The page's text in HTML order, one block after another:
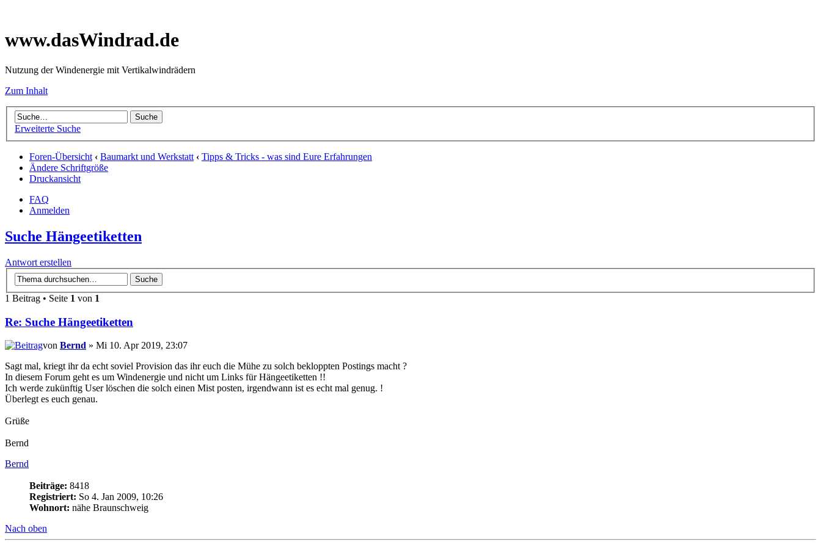
www.dasWindrad.de
Nutzung der Windenergie mit Vertikalwindrädern
Zum Inhalt
Erweiterte Suche
Foren-Übersicht ‹ Baumarkt und Werkstatt ‹ Tipps & Tricks - was sind Eure Erfahrungen
Ändere Schriftgröße
Druckansicht
FAQ
Anmelden
Suche Hängeetiketten
Antwort erstellen
1 Beitrag • Seite 1 von 1
Re: Suche Hängeetiketten
von Bernd » Mi 10. Apr 2019, 23:07
Sagt mal, kriegt ihr da echt soviel Provision das ihr euch die Mühe zu solch bekloppten Postings macht ?
In diesem Forum geht es um Windenergie und nicht um Links für Hängeetiketten !!
Ich werde zukünftig User löschen die solch einen Mist posten, irgendwann ist es echt mal genug. !
Überlegt es euch genau.
Grüße
Bernd
Bernd
Beiträge: 8418
Registriert: So 4. Jan 2009, 10:26
Wohnort: nähe Braunschweig
Nach oben